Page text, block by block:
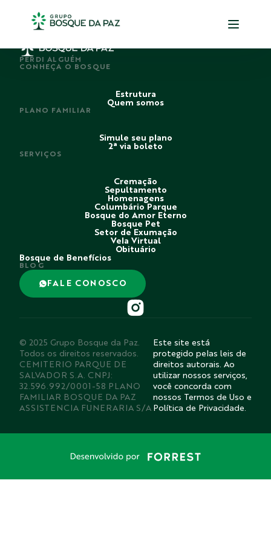
28/09/2025
PERDI ALGUÉM
CONHEÇA O BOSQUE
Estrutura
Quem somos
PLANO FAMILIAR
Simule seu plano
2ª via boleto
SERVIÇOS
Cremação
Sepultamento
Homenagens
Columbário Parque
Bosque do Amor Eterno
Bosque Pet
Setor de Exumação
Vela Virtual
Obituário
Bosque de Benefícios
BLOG
FALE CONOSCO
© 2025 Grupo Bosque da Paz.
Todos os direitos reservados.
CEMITERIO PARQUE DE
SALVADOR S.A. CNPJ:
32.596.992/0001-58 PLANO
FAMILIAR BOSQUE DA PAZ
ASSISTENCIA FUNERARIA S/A
Este site está
protegido pelas leis de
direitos autorais. Ao
utilizar nossos serviços,
você concorda com
nossos Termos de Uso e
Política de Privacidade.